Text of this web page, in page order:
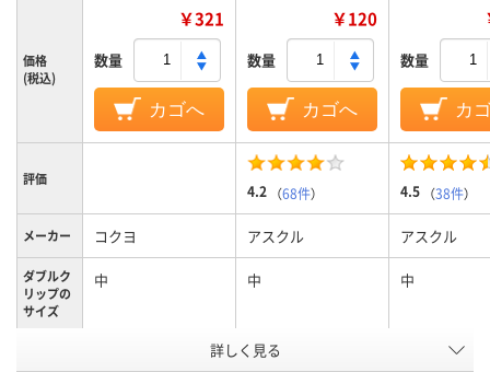
価格
(税込)
￥321
数量
カゴへ
￥120
数量
カゴへ
数量
カ
評価
4.2 （68件） 4.5 （38件）
メーカー コクヨ アスクル アスクル
ダブルク
リップの
サイズ
中 中 中
中
詳しく見る